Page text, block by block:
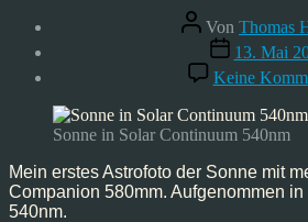
Beitragsautor
Von Thomas
13. Mai
Keine
Sonne in Solar Continuum 540nm
Mein erstes Astrofoto der Sonne mit
Companion 580mm. Aufgenommen
540nm.